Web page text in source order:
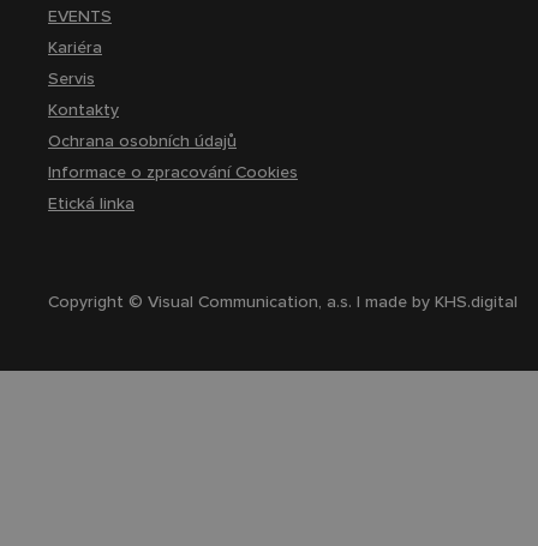
EVENTS
Kariéra
Servis
Kontakty
Ochrana osobních údajů
Informace o zpracování Cookies
Etická linka
Copyright © Visual Communication, a.s. | made byKHS.digital